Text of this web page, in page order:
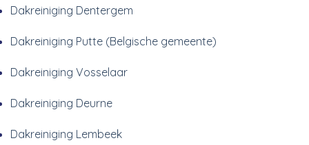
Dakreiniging Dentergem
Dakreiniging Putte (Belgische gemeente)
Dakreiniging Vosselaar
Dakreiniging Deurne
Dakreiniging Lembeek